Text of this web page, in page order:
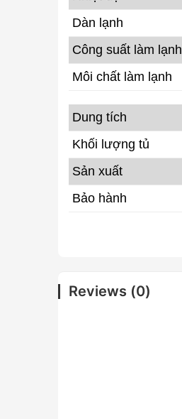
Dàn lạnh
Công suất làm lạnh
Môi chất làm lạnh
Dung tích
Khối lượng tủ
Sản xuất
Bảo hành
Reviews (0)